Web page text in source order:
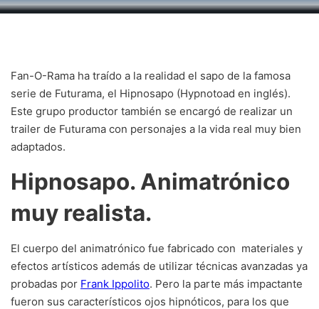
Fan-O-Rama ha traído a la realidad el sapo de la famosa
serie de Futurama, el Hipnosapo (Hypnotoad en inglés).
Este grupo productor también se encargó de realizar un
trailer de Futurama con personajes a la vida real muy bien
adaptados.
Hipnosapo. Animatrónico
muy realista.
El cuerpo del animatrónico fue fabricado con materiales y
efectos artísticos además de utilizar técnicas avanzadas ya
probadas por Frank Ippolito. Pero la parte más impactante
fueron sus característicos ojos hipnóticos, para los que